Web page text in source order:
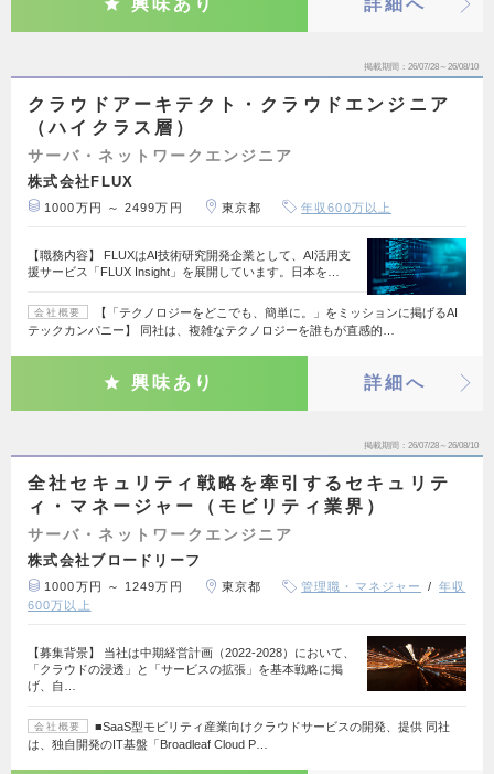
掲載期間 26/07/28～26/08/10
クラウドアーキテクト・クラウドエンジニア
（ハイクラス層）
サーバ・ネットワークエンジニア
株式会社FLUX
1000万円 ～ 2499万円 東京都 年収600万以上
【職務内容】 FLUXはAI技術研究開発企業として、AI活用支
援サービス「FLUX Insight」を展開しています。日本を…
会社概要
【「テクノロジーをどこでも、簡単に。」をミッションに掲げるAI
テックカンパニー】 同社は、複雑なテクノロジーを誰もが直感的…
興味あり 詳細へ
掲載期間 26/07/28～26/08/10
全社セキュリティ戦略を牽引するセキュリテ
ィ・マネージャー（モビリティ業界）
サーバ・ネットワークエンジニア
株式会社ブロードリーフ
1000万円 ～ 1249万円 東京都 管理職・マネジャー
年収
600万以上
【募集背景】 当社は中期経営計画（2022-2028）において、
「クラウドの浸透」と「サービスの拡張」を基本戦略に掲
げ、自…
会社概要
■SaaS型モビリティ産業向けクラウドサービスの開発、提供 同社
は、独自開発のIT基盤「Broadleaf Cloud P…